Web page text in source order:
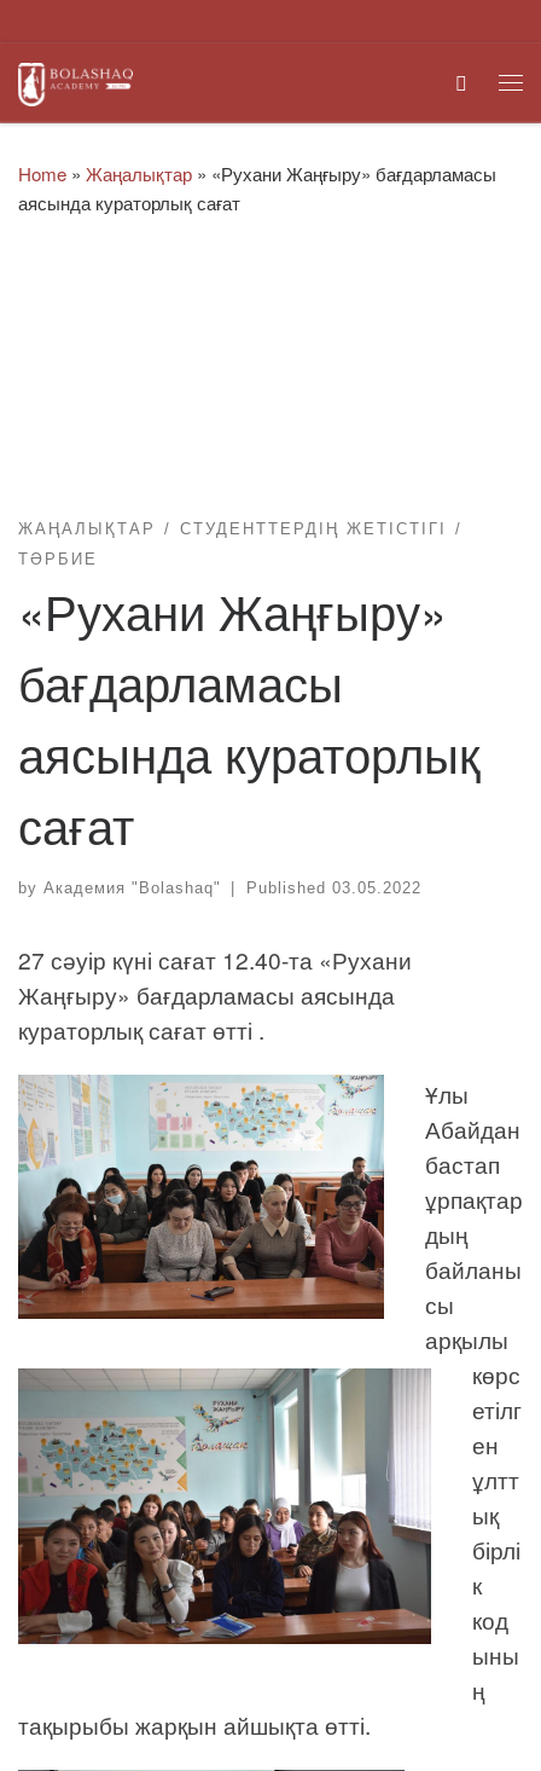
Search
Home » Жаңалықтар » «Рухани Жаңғыру» бағдарламасы
аясында кураторлық сағат
ЖАҢАЛЫҚТАР
СТУДЕНТТЕРДІҢ ЖЕТІСТІГІ
ТӘРБИЕ
«Рухани Жаңғыру»
бағдарламасы
аясында кураторлық
сағат
by Академия "Bolashaq" Published 03.05.2022
27 сәуір күні сағат 12.40-та «Рухани
Жаңғыру» бағдарламасы аясында
кураторлық сағат өтті .
Ұлы
Абайдан
бастап
ұрпақтар
дың
байланы
сы
арқылы
көрс
етілг
ен
ұлтт
ық
бірлі
к
код
ыны
ң
тақырыбы жарқын айшықта өтті.